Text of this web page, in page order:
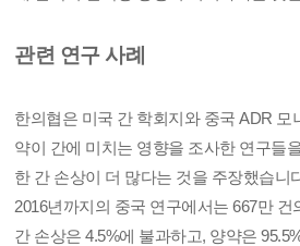
관련 연구 사례
한의협은 미국 간 학회지와 중국 ADR 모
약이 간에 미치는 영향을 조사한 연구들
한 간 손상이 더 많다는 것을 주장했습니
2016년까지의 중국 연구에서는 667만
간 손상은 4.5%에 불과하고, 양약은